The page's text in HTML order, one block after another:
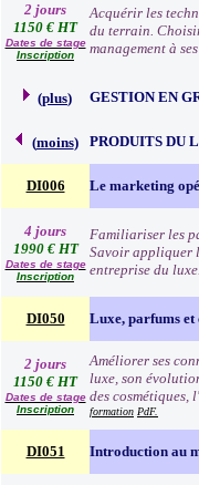
2 jours
1150 € HT
Dates de stage
Inscription
Acquérir les
du terrain.
management à
(plus) GESTION EN
(moins) PRODUITS DU
DI006 Le marketing
4 jours
1990 € HT
Dates de stage
Inscription
Familiariser les
Savoir appliquer
entreprise du
DI050 Luxe, parfums et
2 jours
1150 € HT
Dates de stage
Inscription
Améliorer ses
luxe, son
des cosmétiques,
formation PdF.
DI051 Introduction au